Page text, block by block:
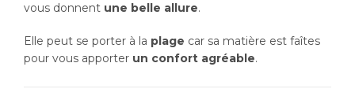
vous donnent une belle allure.
Elle peut se porter à la plage car sa matière est faîtes
pour vous apporter un confort agréable.